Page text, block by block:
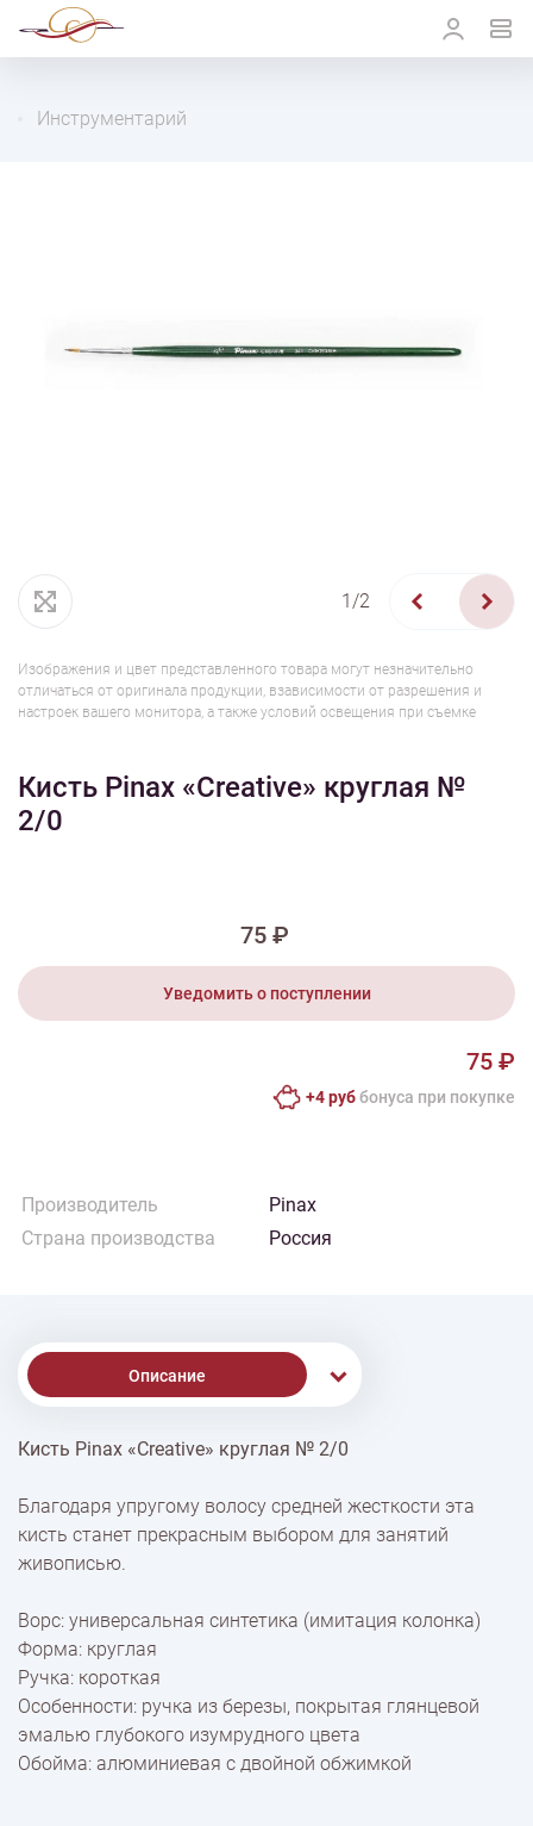
Инструментарий
1/2
Изображения и цвет представленного товара могут незначительно
отличаться от оригинала продукции, взависимости от разрешения и
настроек вашего монитора, а также условий освещения при съемке
Кисть Pinax «Creative» круглая №
2/0
75 ₽
Уведомить о поступлении
75 ₽
+4 руббонусa при покупке
Производитель
Pinax
Страна производства
Россия
Описание
% Скидки
Доставка
Оплата
Кисть Pinax «Creative» круглая № 2/0
Благодаря упругому волосу средней жесткости эта
кисть станет прекрасным выбором для занятий
живописью.
Ворс: универсальная синтетика (имитация колонка)
Форма: круглая
Ручка: короткая
Особенности: ручка из березы, покрытая глянцевой
эмалью глубокого изумрудного цвета
Обойма: алюминиевая с двойной обжимкой